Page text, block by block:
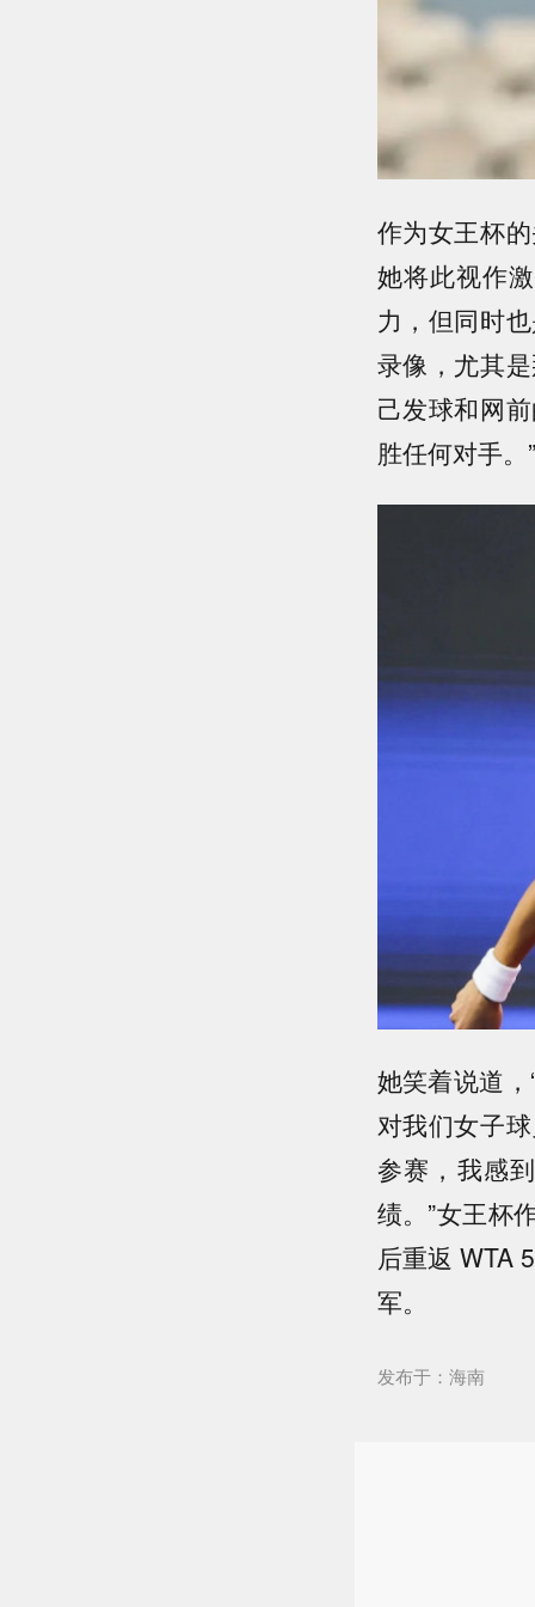
作为女王杯
她将此视作
力，但同时
录像，尤其
己发球和网
胜任何对手。”
她笑着说道
对我们女子
参赛，我感
绩。”女王杯
后重返 WTA
军。
发布于：海南